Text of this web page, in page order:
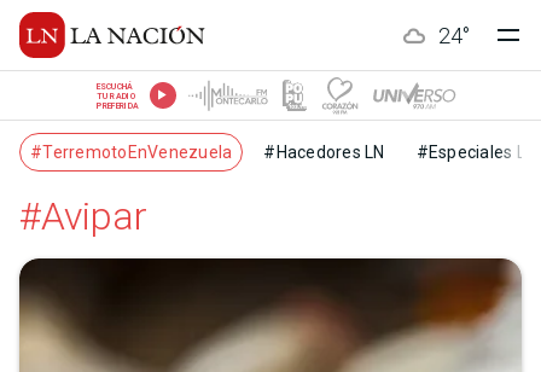
24°
ESCUCHÁ
TU RADIO
PREFERIDA
#TerremotoEnVenezuela #Hacedores LN #Especiales LN
#Avipar